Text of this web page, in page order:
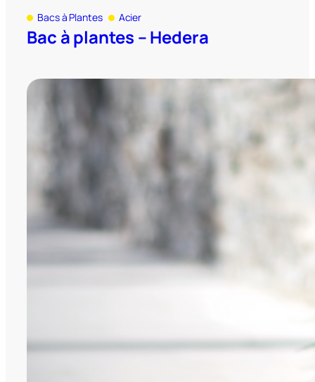
Bacs à Plantes Acier
Bac à plantes – Hedera